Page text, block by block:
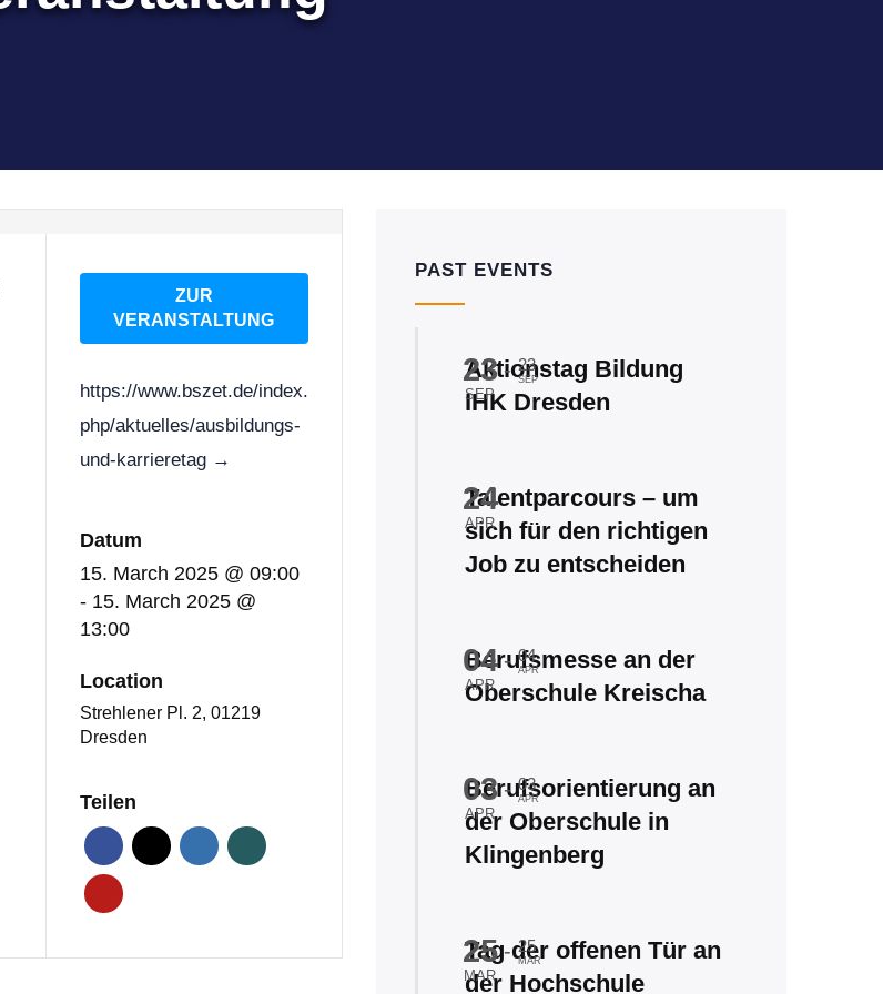
https://www.bszet.de/index.
php/aktuelles/ausbildungs-
und-karrieretag →
15. March 2025 @ 09:00
15. March 2025 @
13:00
Location
Strehlener Pl. 2, 01219
Dresden
PAST EVENTS
23
SEP
- 23
SEP
Aktionstag Bildung
IHK Dresden
24
APR
Talentparcours – um
sich für den richtigen
Job zu entscheiden
04
APR
- 04
APR
Berufsmesse an der
Oberschule Kreischa
03
APR
- 03
APR
Berufsorientierung an
der Oberschule in
Klingenberg
25
MAR
- 25
MAR
Tag der offenen Tür an
der Hochschule